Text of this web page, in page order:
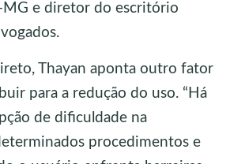
MG e diretor do escritório
Thayan aponta outro fator
para a redução do uso. “Há
de dificuldade na
procedimentos e